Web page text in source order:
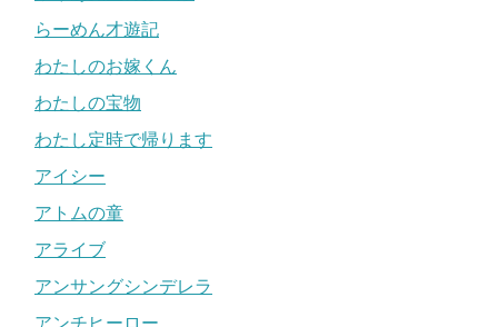
らーめん才遊記
わたしのお嫁くん
わたしの宝物
わたし定時で帰ります
アイシー
アトムの童
アライブ
アンサングシンデレラ